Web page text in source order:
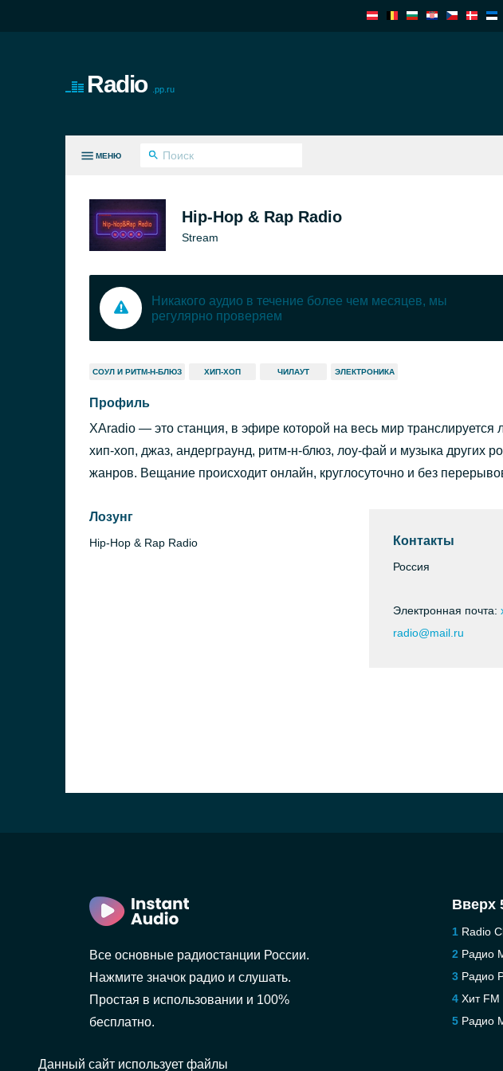
Radio .pp.ru
МЕНЮ
Hip-Hop & Rap Radio
Stream
Никакого аудио в течение более чем месяцев, мы
регулярно проверяем
СОУЛ И РИТМ-Н-БЛЮЗ ХИП-ХОП ЧИЛАУТ ЭЛЕКТРОНИКА
Профиль
XAradio — это станция, в эфире которой на весь мир транслируется
хип-хоп, джаз, андерграунд, ритм-н-блюз, лоу-фай и музыка других
жанров. Вещание происходит онлайн, круглосуточно и без
Лозунг
Hip-Hop & Rap Radio Контакты
Россия
Электронная почта:
radio@mail.ru
Все основные радиостанции России.
Нажмите значок радио и слушать.
Простая в использовании и 100%
бесплатно.
Вверх
Radio
Радио
Радио
Хит FM
Радио
Данный сайт использует файлы